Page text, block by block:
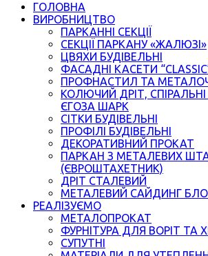
ГОЛОВНА
ВИРОБНИЦТВО
ПАРКАННІ СЕКЦІЇ
СЕКЦІЇ ПАРКАНУ «ЖАЛЮЗІ»
ЦВЯХИ БУДІВЕЛЬНІ
ФАСАДНІ КАСЕТИ
ПРОФНАСТИЛ ТА
КОЛЮЧИЙ ДРІТ,
ЄГОЗА ШАРК
СІТКИ БУДІВЕЛЬНІ
ПРОФІЛІ БУДІВЕЛЬНІ
ДЕКОРАТИВНИЙ ПРОКАТ
ПАРКАН З МЕТАЛЕВИХ
(ЄВРОШТАХЕТНИК)
ДРІТ СТАЛЕВИЙ
МЕТАЛЕВИЙ САЙДИНГ
РЕАЛІЗУЄМО
МЕТАЛОПРОКАТ
ФУРНІТУРА ДЛЯ ВОРІТ ТА
СУПУТНІ